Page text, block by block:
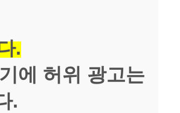
.
에 허위 광고는
.